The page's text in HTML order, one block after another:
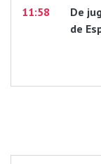
11:58
De
de